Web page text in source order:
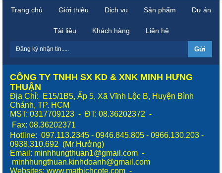
Trang chủ Giới thiệu Dịch vụ Sản phẩm Dự án
Tài liệu Khách hàng Liên hệ
CÔNG TY TNHH SX KD & XNK MINH HƯNG
THUẬN
Địa Chỉ: E15/1B5, Ấp 5, Xã Vĩnh Lộc B, Huyện Bình
Chánh, TP. HCM
MST: 0317709123 - ĐT: 08.36202372 -
Fax: 08.36202371
Hotline: 097.113.2345 - 0946.845.805 - 0966.130.203 -
0938.310.692 (Mr Hưởng)
Email: minhhungthuan1@gmail.com -
minhhungthuan.kinhdoanh@gmail.com
Websites: www.matbichcote.com -